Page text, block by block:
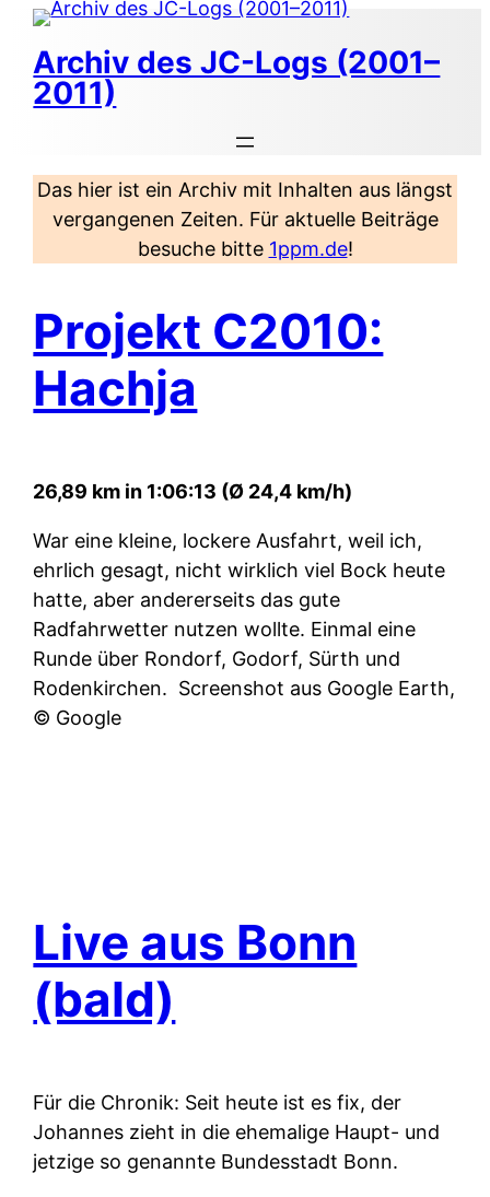
Zum
Inhalt
springen
Archiv des JC-Logs (2001–
2011)
Das hier ist ein Archiv mit Inhalten aus längst
vergangenen Zeiten. Für aktuelle Beiträge
besuche bitte 1ppm.de!
Projekt C2010:
Hachja
26,89 km in 1:06:13 (Ø 24,4 km/h)
War eine kleine, lockere Ausfahrt, weil ich,
ehrlich gesagt, nicht wirklich viel Bock heute
hatte, aber andererseits das gute
Radfahrwetter nutzen wollte. Einmal eine
Runde über Rondorf, Godorf, Sürth und
Rodenkirchen. Screenshot aus Google Earth,
© Google
Live aus Bonn
(bald)
Für die Chronik: Seit heute ist es fix, der
Johannes zieht in die ehemalige Haupt- und
jetzige so genannte Bundesstadt Bonn.